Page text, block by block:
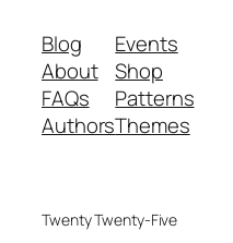
Blog
About
FAQs
Authors
Events
Shop
Patterns
Themes
Twenty Twenty-Five